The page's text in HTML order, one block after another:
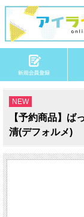
NEW
【予約商品】
清(デフォルメ)